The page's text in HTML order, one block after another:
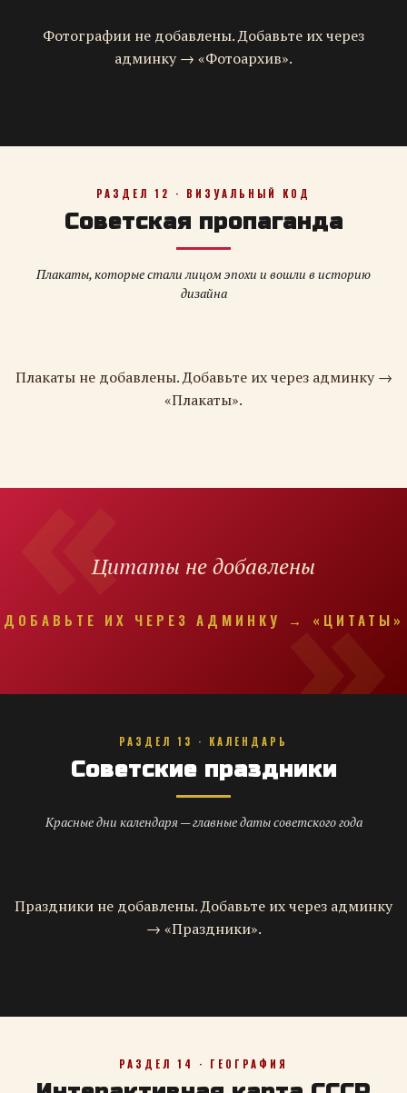
Фотографии не добавлены. Добавьте их через
админку → «Фотоархив».
РАЗДЕЛ 12 · ВИЗУАЛЬНЫЙ КОД
Советская пропаганда
Плакаты, которые стали лицом эпохи и вошли в историю
дизайна
Плакаты не добавлены. Добавьте их через админку →
«Плакаты».
Цитаты не добавлены
ДОБАВЬТЕ ИХ ЧЕРЕЗ АДМИНКУ → «ЦИТАТЫ»
РАЗДЕЛ 13 · КАЛЕНДАРЬ
Советские праздники
Красные дни календаря — главные даты советского года
Праздники не добавлены. Добавьте их через админку
→ «Праздники».
РАЗДЕЛ 14 · ГЕОГРАФИЯ